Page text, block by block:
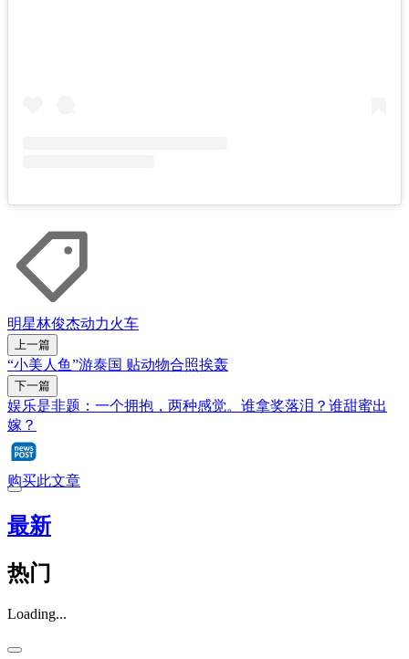
明星林俊杰动力火车
上一篇
“小美人鱼”游泰国 贴动物合照挨轰
下一篇
娱乐是非题：一个拥抱，两种感觉。谁拿奖落泪？谁甜蜜出
嫁？
购买此文章
最新
热门
Loading...